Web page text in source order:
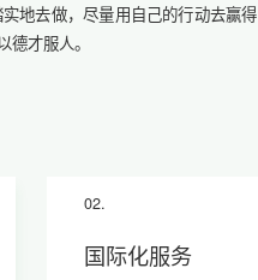
地去做，尽量用自己的行动去赢得
才服人。
02.
国际化服务